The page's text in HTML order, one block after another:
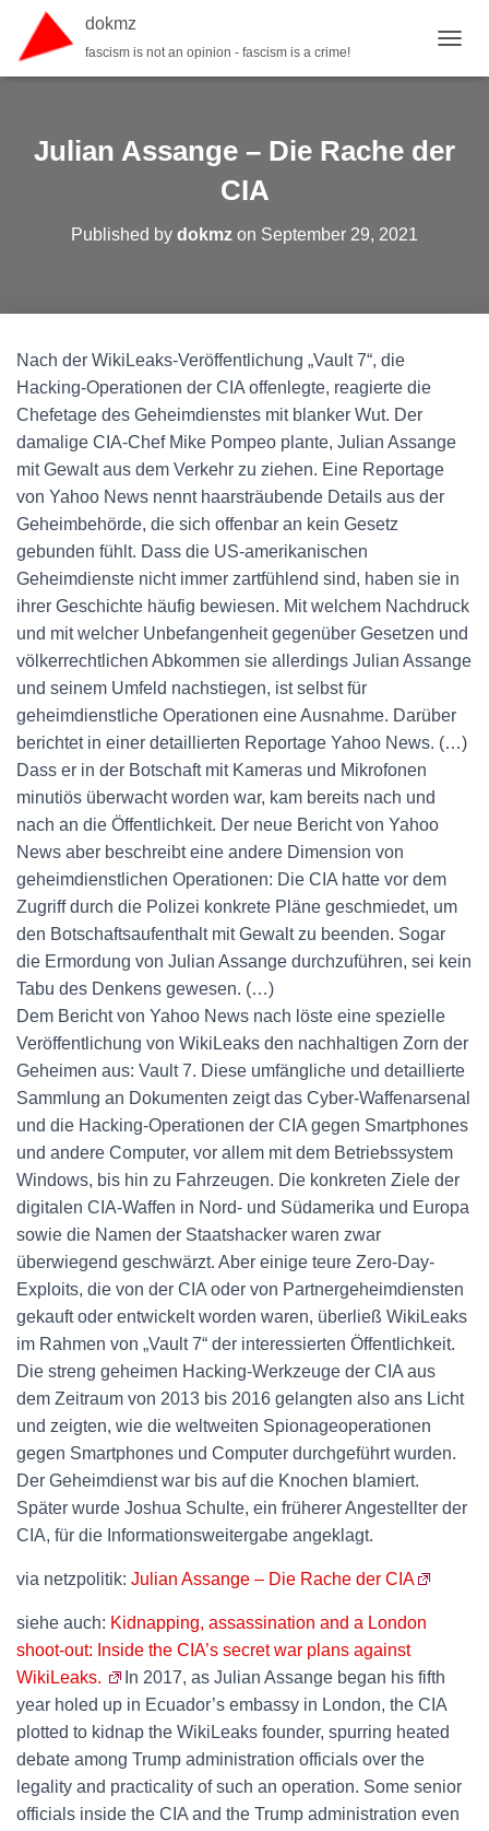
dokmz
fascism is not an opinion - fascism is a crime!
Julian Assange – Die Rache der
CIA
Published by dokmz on September 29, 2021
Nach der WikiLeaks-Veröffentlichung „Vault 7“, die
Hacking-Operationen der CIA offenlegte, reagierte die
Chefetage des Geheimdienstes mit blanker Wut. Der
damalige CIA-Chef Mike Pompeo plante, Julian Assange
mit Gewalt aus dem Verkehr zu ziehen. Eine Reportage
von Yahoo News nennt haarsträubende Details aus der
Geheimbehörde, die sich offenbar an kein Gesetz
gebunden fühlt. Dass die US-amerikanischen
Geheimdienste nicht immer zartfühlend sind, haben sie in
ihrer Geschichte häufig bewiesen. Mit welchem Nachdruck
und mit welcher Unbefangenheit gegenüber Gesetzen und
völkerrechtlichen Abkommen sie allerdings Julian Assange
und seinem Umfeld nachstiegen, ist selbst für
geheimdienstliche Operationen eine Ausnahme. Darüber
berichtet in einer detaillierten Reportage Yahoo News. (…)
Dass er in der Botschaft mit Kameras und Mikrofonen
minutiös überwacht worden war, kam bereits nach und
nach an die Öffentlichkeit. Der neue Bericht von Yahoo
News aber beschreibt eine andere Dimension von
geheimdienstlichen Operationen: Die CIA hatte vor dem
Zugriff durch die Polizei konkrete Pläne geschmiedet, um
den Botschaftsaufenthalt mit Gewalt zu beenden. Sogar
die Ermordung von Julian Assange durchzuführen, sei kein
Tabu des Denkens gewesen. (…)
Dem Bericht von Yahoo News nach löste eine spezielle
Veröffentlichung von WikiLeaks den nachhaltigen Zorn der
Geheimen aus: Vault 7. Diese umfängliche und detaillierte
Sammlung an Dokumenten zeigt das Cyber-Waffenarsenal
und die Hacking-Operationen der CIA gegen Smartphones
und andere Computer, vor allem mit dem Betriebssystem
Windows, bis hin zu Fahrzeugen. Die konkreten Ziele der
digitalen CIA-Waffen in Nord- und Südamerika und Europa
sowie die Namen der Staatshacker waren zwar
überwiegend geschwärzt. Aber einige teure Zero-Day-
Exploits, die von der CIA oder von Partnergeheimdiensten
gekauft oder entwickelt worden waren, überließ WikiLeaks
im Rahmen von „Vault 7“ der interessierten Öffentlichkeit.
Die streng geheimen Hacking-Werkzeuge der CIA aus
dem Zeitraum von 2013 bis 2016 gelangten also ans Licht
und zeigten, wie die weltweiten Spionageoperationen
gegen Smartphones und Computer durchgeführt wurden.
Der Geheimdienst war bis auf die Knochen blamiert.
Später wurde Joshua Schulte, ein früherer Angestellter der
CIA, für die Informationsweitergabe angeklagt.
via netzpolitik: Julian Assange – Die Rache der CIA
siehe auch: Kidnapping, assassination and a London
shoot-out: Inside the CIA’s secret war plans against
WikiLeaks.
In 2017, as Julian Assange began his fifth
year holed up in Ecuador’s embassy in London, the CIA
plotted to kidnap the WikiLeaks founder, spurring heated
debate among Trump administration officials over the
legality and practicality of such an operation. Some senior
officials inside the CIA and the Trump administration even